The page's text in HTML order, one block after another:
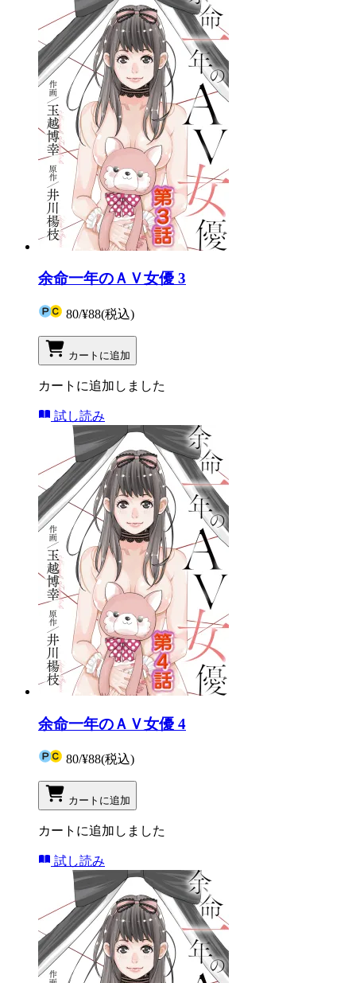
余命一年のＡＶ女優 3
80/¥88(税込)
カートに追加
カートに追加しました
試し読み
余命一年のＡＶ女優 4
80/¥88(税込)
カートに追加
カートに追加しました
試し読み